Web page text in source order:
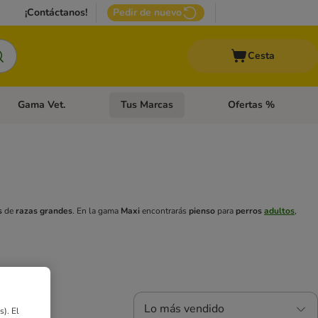
¡Contáctanos! Pedir de nuevo
Cesta
Gatos
Menú de categoria abierto: Otros Animales
Gama Vet. Menú de categoria abierto: Gama Vet.
Tus Marcas Menú de categoria
Ofertas %
de razas grandes. En la gama Maxiencontrarás pienso para perrosadultos,
Lo más vendido
El